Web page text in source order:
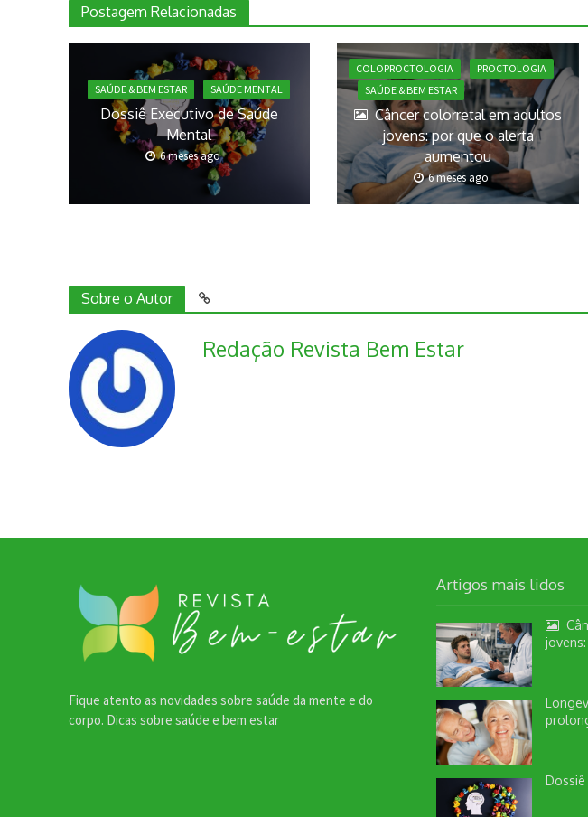
Postagem Relacionadas
SAÚDE & BEM ESTAR SAÚDE MENTAL
Dossiê Executivo de Saúde
Mental
6 meses ago
COLOPROCTOLOGIA
PROCTOLOGIA
SAÚDE & BEM ESTAR
Câncer colorretal em adultos
jovens: por que o alerta
aumentou
6 meses ago
Sobre o Autor
Redação Revista Bem Estar
Fique atento as novidades sobre saúde da mente e do
corpo. Dicas sobre saúde e bem estar
Artigos mais lidos